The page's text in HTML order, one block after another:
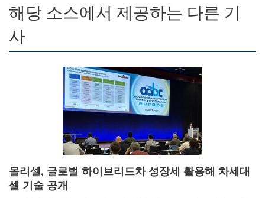
해당 소스에서 제공하는 다른 기
사
몰리셀, 글로벌 하이브리드차 성장세 활용해 차세대
셀 기술 공개